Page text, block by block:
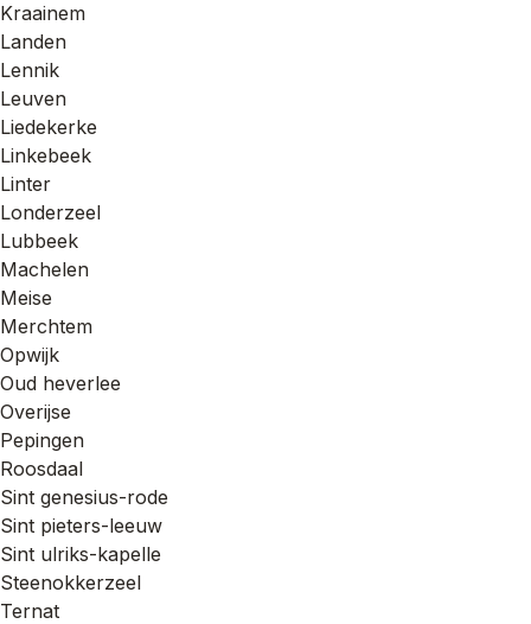
Kraainem
Landen
Lennik
Leuven
Liedekerke
Linkebeek
Linter
Londerzeel
Lubbeek
Machelen
Meise
Merchtem
Opwijk
Oud heverlee
Overijse
Pepingen
Roosdaal
Sint genesius-rode
Sint pieters-leeuw
Sint ulriks-kapelle
Steenokkerzeel
Ternat